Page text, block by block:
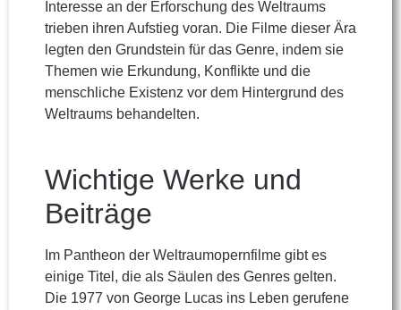
Interesse an der Erforschung des Weltraums
trieben ihren Aufstieg voran. Die Filme dieser Ära
legten den Grundstein für das Genre, indem sie
Themen wie Erkundung, Konflikte und die
menschliche Existenz vor dem Hintergrund des
Weltraums behandelten.
Wichtige Werke und
Beiträge
Im Pantheon der Weltraumopernfilme gibt es
einige Titel, die als Säulen des Genres gelten.
Die 1977 von George Lucas ins Leben gerufene